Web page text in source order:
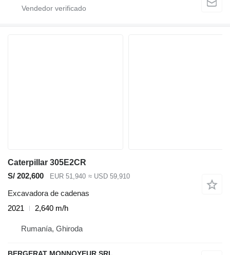
Caterpillar 305E2CR
S/ 202,600
EUR 51,940 ≈ USD 59,910
Excavadora de cadenas
2021
2,640 m/h
Rumanía, Ghiroda